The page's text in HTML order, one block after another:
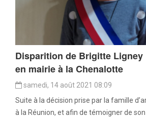
Disparition de Brigitte Ligney
en mairie à la Chenalotte
samedi, 14 août 2021 08:09
Suite à la décision prise par la famille
à la Réunion, et afin de témoigner de